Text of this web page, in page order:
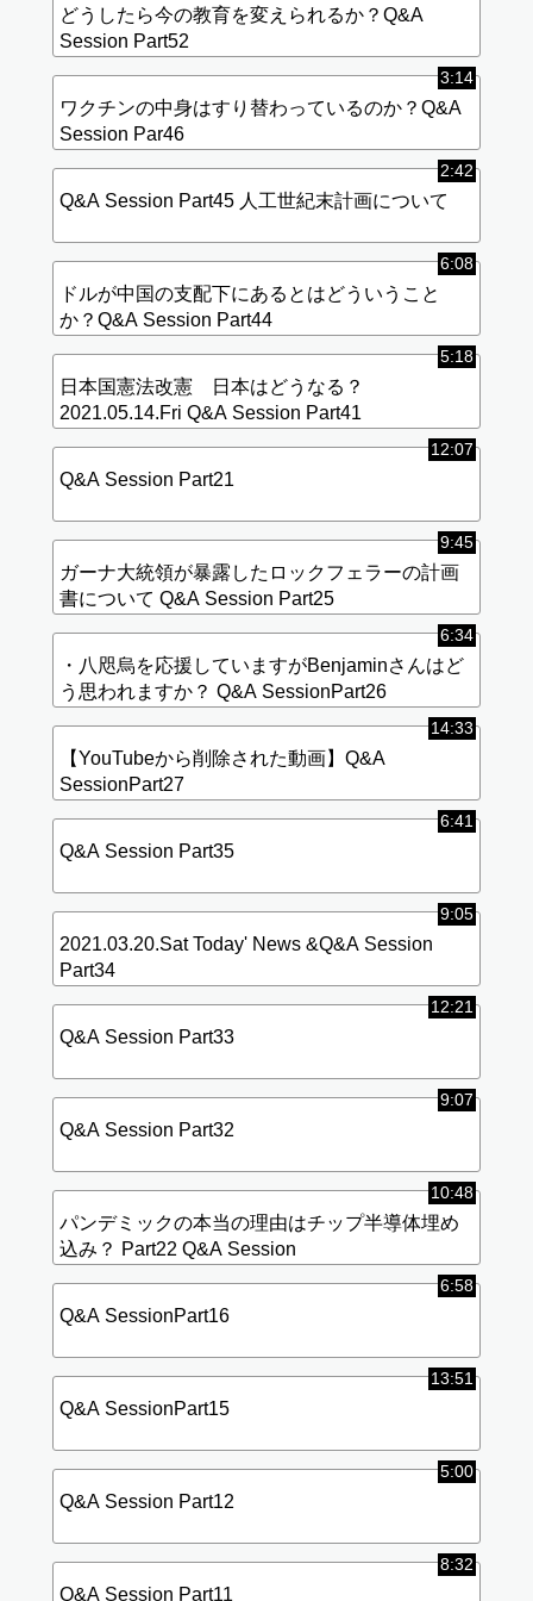
どうしたら今の教育を変えられるか？Q&A
Session Part52
3:14
ワクチンの中身はすり替わっているのか？Q&A
Session Par46
2:42
Q&A Session Part45 人工世紀末計画について
6:08
ドルが中国の支配下にあるとはどういうこと
か？Q&A Session Part44
5:18
日本国憲法改憲 日本はどうなる？
2021.05.14.Fri Q&A Session Part41
12:07
Q&A Session Part21
9:45
ガーナ大統領が暴露したロックフェラーの計画
書について Q&A Session Part25
6:34
・八咫烏を応援していますがBenjaminさんはど
う思われますか？ Q&A SessionPart26
14:33
【YouTubeから削除された動画】Q&A
SessionPart27
6:41
Q&A Session Part35
9:05
2021.03.20.Sat Today' News &Q&A Session
Part34
12:21
Q&A Session Part33
9:07
Q&A Session Part32
10:48
パンデミックの本当の理由はチップ半導体埋め
込み？ Part22 Q&A Session
6:58
Q&A SessionPart16
13:51
Q&A SessionPart15
5:00
Q&A Session Part12
8:32
Q&A Session Part11